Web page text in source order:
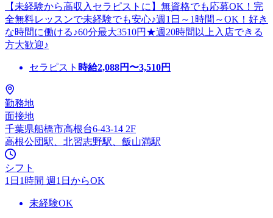
【未経験から高収入セラピストに】無資格でも応募OK！完
全無料レッスンで未経験でも安心♪週1日～1時間～OK！好き
な時間に働ける♪60分最大3510円★週20時間以上入店できる
方大歓迎♪
セラピスト 時給2,088円〜3,510円
勤務地
面接地
千葉県船橋市高根台6-43-14 2F
高根公団駅、北習志野駅、飯山満駅
シフト
1日1時間 週1日からOK
未経験OK